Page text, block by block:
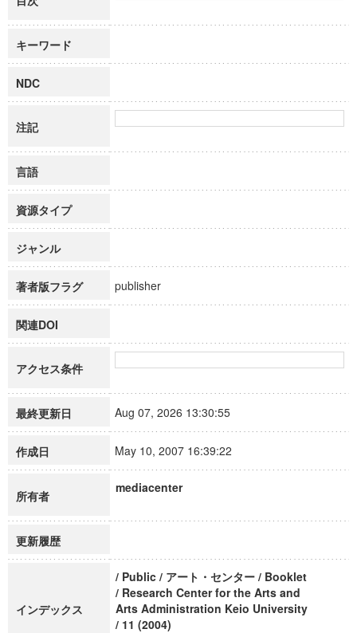
キーワード
NDC
注記
言語
資源タイプ
ジャンル
著者版フラグ publisher
関連DOI
アクセス条件
最終更新日 Aug 07, 2026 13:30:55
作成日 May 10, 2007 16:39:22
所有者
mediacenter
更新履歴
インデックス
/ Public / アート・センター / Booklet
/ Research Center for the Arts and
Arts Administration Keio University
/ 11 (2004)